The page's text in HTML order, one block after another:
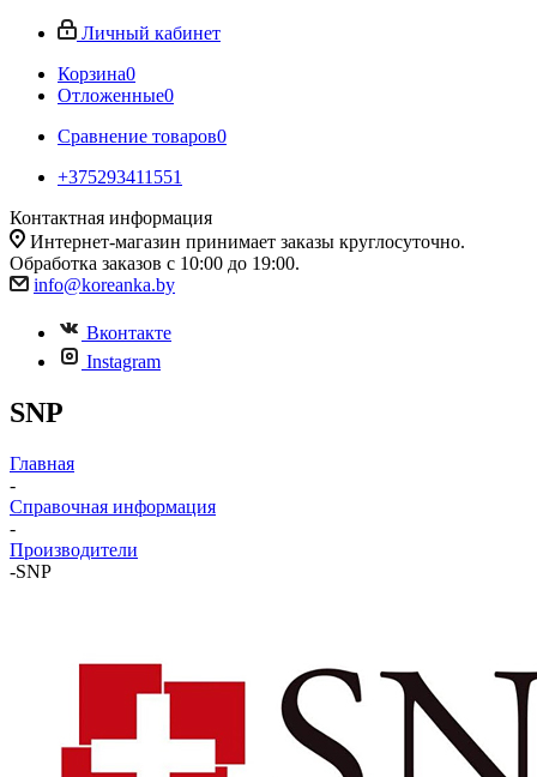
Личный кабинет
Корзина0
Отложенные0
Сравнение товаров0
+375293411551
Контактная информация
Интернет-магазин принимает заказы круглосуточно.
Обработка заказов с 10:00 до 19:00.
info@koreanka.by
Вконтакте
Instagram
SNP
Главная
-
Справочная информация
-
Производители
-SNP